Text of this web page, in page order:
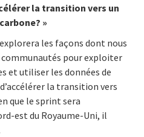
la transition vers un
»
les façons dont nous
pour exploiter
et utiliser les données de
la transition vers
que le sprint sera
est du Royaume-Uni, il